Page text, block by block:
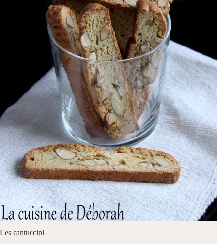
Les cantuccini